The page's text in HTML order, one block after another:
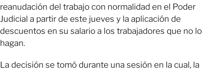
reanudación del trabajo con normalidad en el Poder
Judicial a partir de este jueves y la aplicación de
descuentos en su salario a los trabajadores que no lo
hagan.
La decisión se tomó durante una sesión en la cual, la